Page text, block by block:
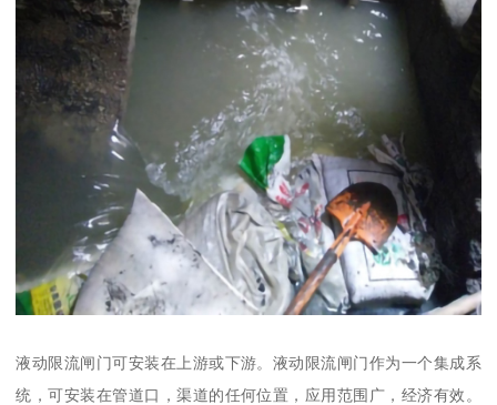
液动限流闸门可安装在上游或下游。液动限流闸门作为一个集成系
统，可安装在管道口，渠道的任何位置，应用范围广，经济有效。